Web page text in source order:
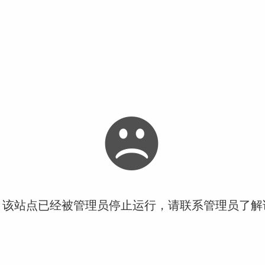
站点已经被管理员停止运行，请联系管理员了